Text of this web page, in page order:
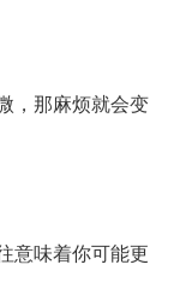
，那麻烦就会变
意味着你可能更